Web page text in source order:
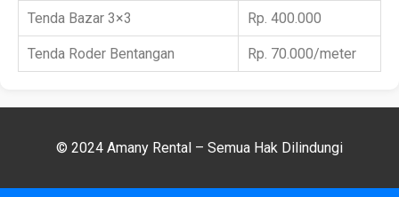
Tenda Bazar 3×3 Rp. 400.000
Tenda Roder Bentangan Rp. 70.000/meter
© 2024 Amany Rental – Semua Hak Dilindungi